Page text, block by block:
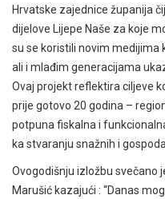
Hrvatske zajednice županija
dijelove Lijepe Naše za koje
su se koristili novim medijima
ali i mlađim generacijama
Ovaj projekt reflektira ciljeve
prije gotovo 20 godina –
potpuna fiskalna i
ka stvaranju snažnih i
Ovogodišnju izložbu svečano
Marušić kazajući : “Danas